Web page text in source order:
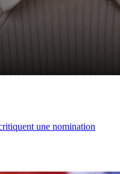
une nomination